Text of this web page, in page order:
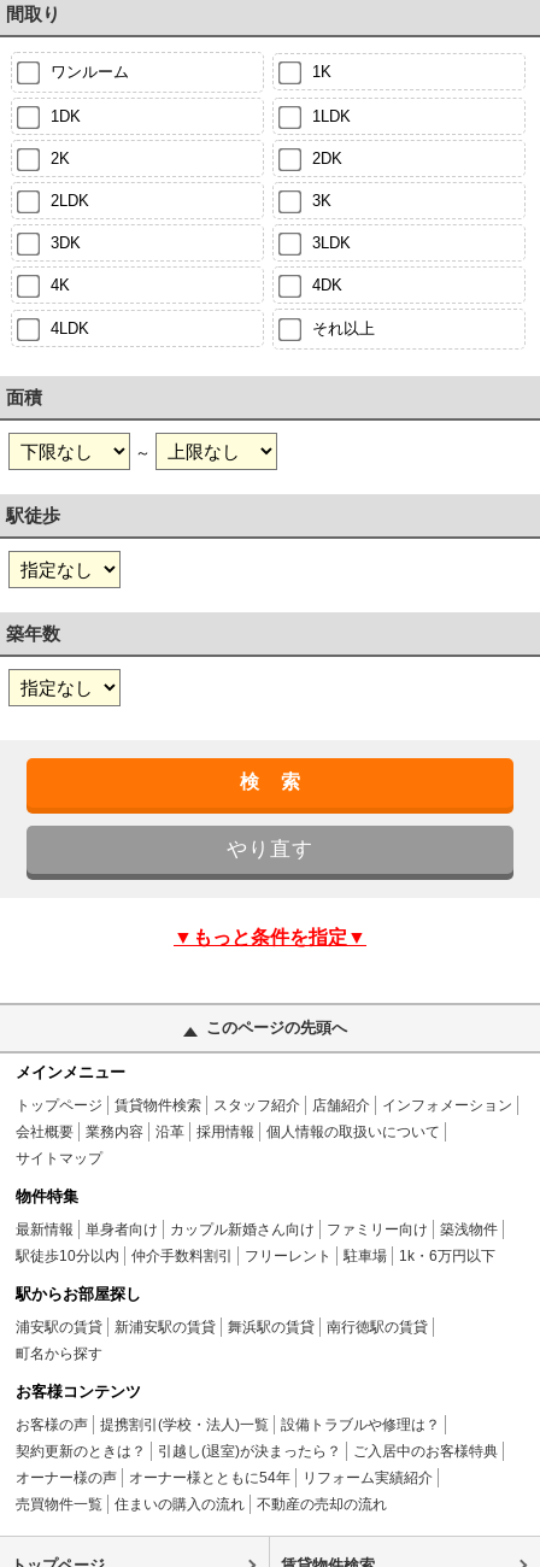
間取り
ワンルーム 1K
1DK 1LDK
2K 2DK
2LDK 3K
3DK 3LDK
4K 4DK
4LDK それ以上
面積
～
駅徒歩
築年数
▼もっと条件を指定▼
このページの先頭へ
メインメニュー
トップページ 賃貸物件検索 スタッフ紹介 店舗紹介
インフォメーション
会社概要
業務内容 沿革 採用情報
個人情報の取扱いについて
サイトマップ
物件特集
最新情報 単身者向け カップル新婚さん向け ファミリー向け
築浅物件
駅徒歩10分以内
仲介手数料割引 フリーレント 駐車場 1k・6万円以下
駅からお部屋探し
浦安駅の賃貸 新浦安駅の賃貸 舞浜駅の賃貸
南行徳駅の賃貸
町名から探す
お客様コンテンツ
お客様の声 提携割引(学校・法人)一覧
設備トラブルや修理は？
契約更新のときは？
引越し(退室)が決まったら？
ご入居中のお客様特典
オーナー様の声
オーナー様とともに54年
リフォーム実績紹介
売買物件一覧
住まいの購入の流れ 不動産の売却の流れ